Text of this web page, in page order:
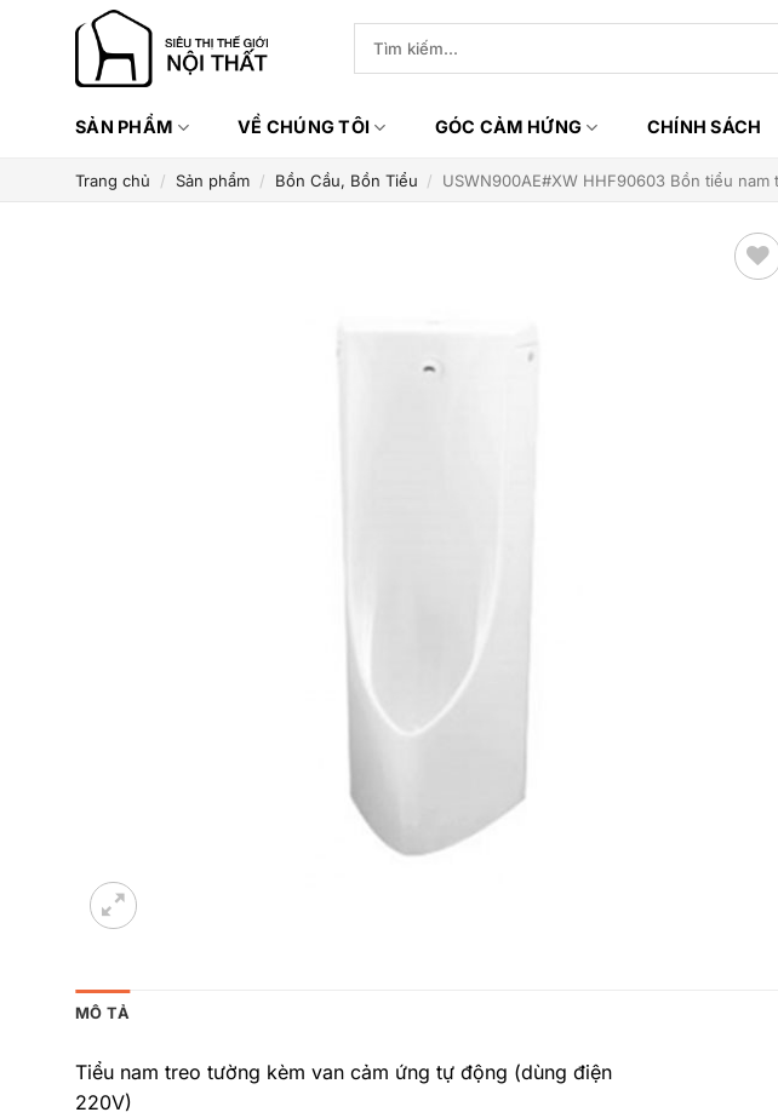
kiếm:
SẢN PHẨM VỀ CHÚNG TÔI GÓC CẢM HỨNG CHÍNH SÁCH
Trang chủ / Sản phẩm / Bồn Cầu, Bồn Tiểu / USWN900AE#XW HHF90603 Bồn tiểu
MÔ TẢ
Tiểu nam treo tường kèm van cảm ứng tự động (dùng điện
220V)